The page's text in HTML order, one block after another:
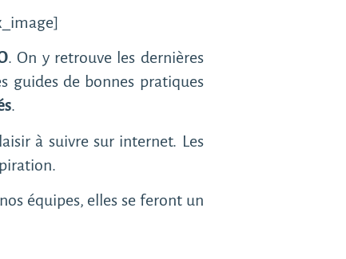
. On y retrouve les dernières
guides de bonnes pratiques
.
à suivre sur internet. Les
équipes, elles se feront un